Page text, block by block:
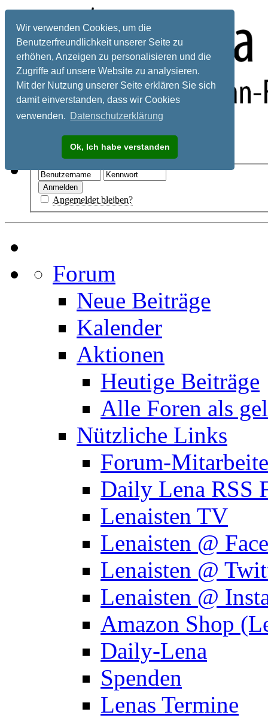
Wir verwenden Cookies, um die
Benutzerfreundlichkeit unserer Seite zu
erhöhen, Anzeigen zu personalisieren und die
Zugriffe auf unsere Website zu analysieren.
Mit der Nutzung unserer Seite erklären Sie sich
damit einverstanden, dass wir Cookies
verwenden. Datenschutzerklärung
Ok, Ich habe verstanden
Registrieren
Angemeldet bleiben?
Forum
Neue Beiträge
Kalender
Aktionen
Heutige Beiträge
Alle Foren als
Nützliche Links
Forum-
Daily Lena RSS
Lenaisten TV
Lenaisten @
Lenaisten @
Lenaisten @
Amazon Shop
Daily-Lena
Spenden
Lenas Termine